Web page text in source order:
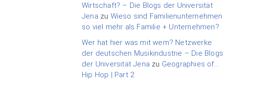
Wirtschaft? – Die Blogs der Universität
Jena zu Wieso sind Familienunternehmen
so viel mehr als Familie + Unternehmen?
Wer hat hier was mit wem? Netzwerke
der deutschen Musikindustrie – Die Blogs
der Universität Jena zu Geographies of…
Hip Hop | Part 2